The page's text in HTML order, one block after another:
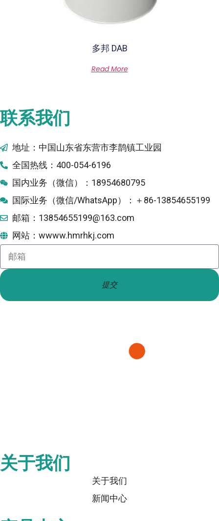
多邦 DAB
0
out
of
Read More
联系我们
地址：中国山东省东营市李鹊镇工业园
全国热线：400-054-6196
国内业务（微信）：18954680795
国际业务（微信/WhatsApp）：＋86-13854655199
邮箱：13854655199@163.com
网站：wwww.hmrhkj.com
提交
关于我们
关于我们
新闻中心